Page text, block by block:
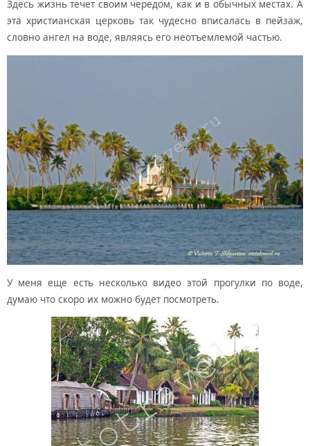
Здесь жизнь течет своим чередом, как и в обычных местах. А
эта христианская церковь так чудесно вписалась в пейзаж,
словно ангел на воде, являясь его неотъемлемой частью.
У меня еще есть несколько видео этой прогулки по воде,
думаю что скоро их можно будет посмотреть.